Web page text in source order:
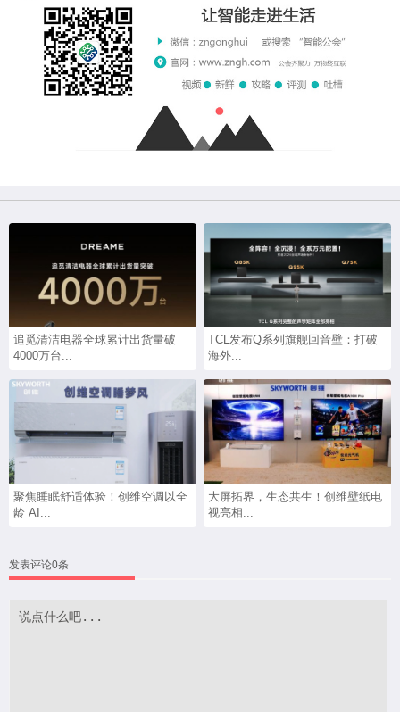
追觅清洁电器全球累计出货量破
4000万台...
TCL发布Q系列旗舰回音壁：打破
海外...
聚焦睡眠舒适体验！创维空调以全
龄 AI...
大屏拓界，生态共生！创维壁纸电
视亮相...
发表评论0条